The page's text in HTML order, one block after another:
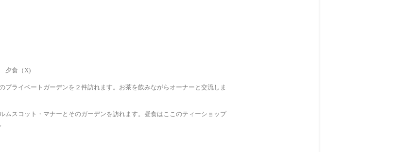
夕食（X)
ライベートガーデンを２件訪れます。お茶を飲みながらオーナーと交流しま
スコット・マナーとそのガーデンを訪れます。昼食はここのティーショップ